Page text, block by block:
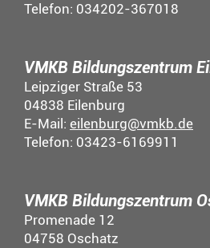
Telefon: 034202-367018
VMKB Bildungszentrum
Leipziger Straße 53
04838 Eilenburg
E-Mail: eilenburg@vmkb.de
Telefon: 03423-6169911
VMKB Bildungszentrum
Promenade 12
04758 Oschatz